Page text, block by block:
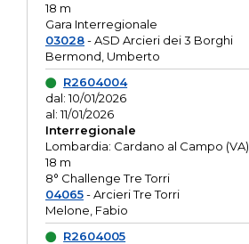
18 m
Gara Interregionale
03028- ASD Arcieri dei 3 Borghi
Bermond, Umberto
R2604004
dal: 10/01/2026
al: 11/01/2026
Interregionale
Lombardia: Cardano al Campo (VA)
18 m
8° Challenge Tre Torri
04065- Arcieri Tre Torri
Melone, Fabio
R2604005